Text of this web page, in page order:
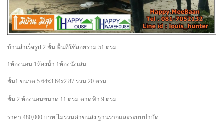
บ้านสำเร็จรูป 2 ชั้น พื้นที่ใช้สอยรวม 51 ตรม.
1ห้องนอน 1ห้องน้ำ 1ห้องนั่งเล่น
ชั้น1 ขนาด 5.64x3.64x2.87 รวม 20 ตรม.
ชั้น 2 ห้องนอนขนาด 11 ตรม ดาดฟ้า 9 ตรม
ราคา 480,000 บาท ไม่รวมค่าขนส่ง ฐานรากและระบบบำบัด